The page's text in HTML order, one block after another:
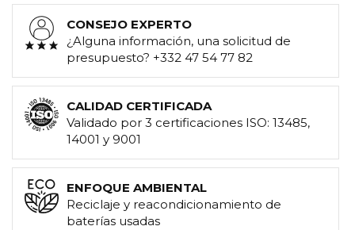
CONSEJO EXPERTO
¿Alguna información, una solicitud de
presupuesto? +332 47 54 77 82
CALIDAD CERTIFICADA
Validado por 3 certificaciones ISO: 13485,
14001 y 9001
ENFOQUE AMBIENTAL
Reciclaje y reacondicionamiento de
baterías usadas